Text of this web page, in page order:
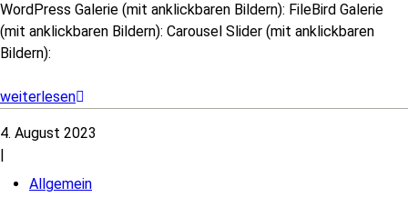
WordPress Galerie (mit anklickbaren Bildern): FileBird Galerie
(mit anklickbaren Bildern): Carousel Slider (mit anklickbaren
Bildern):
weiterlesen
4. August 2023
|
Allgemein